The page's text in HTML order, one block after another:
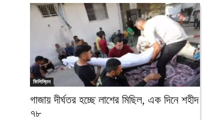
ফিলিস্তিন
গাজায় দীর্ঘতর হচ্ছে লাশের মিছিল, এক দিনে শহীদ
৭৮